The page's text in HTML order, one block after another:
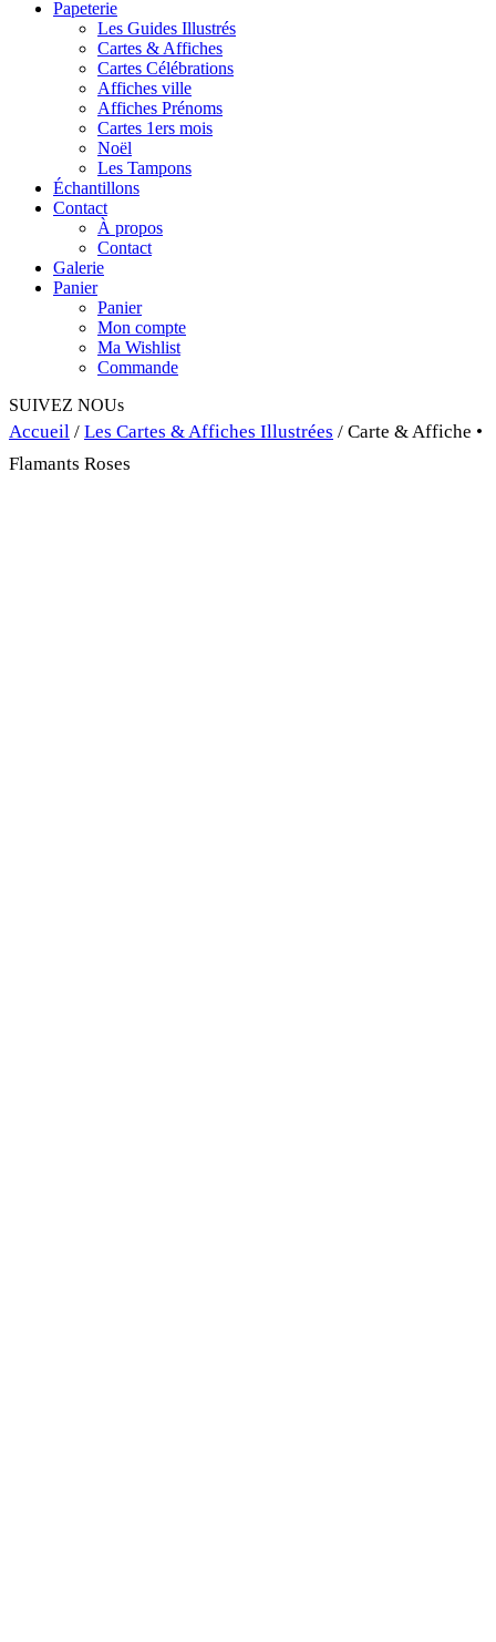
Papeterie
Les Guides Illustrés
Cartes & Affiches
Cartes Célébrations
Affiches ville
Affiches Prénoms
Cartes 1ers mois
Noël
Les Tampons
Échantillons
Contact
À propos
Contact
Galerie
Panier
Panier
Mon compte
Ma Wishlist
Commande
SUIVEZ NOUs
Accueil / Les Cartes & Affiches Illustrées / Carte & Affiche •
Flamants Roses